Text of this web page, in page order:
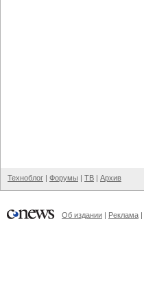
Техноблог | Форумы | ТВ | Архив
Об издании | Реклама |